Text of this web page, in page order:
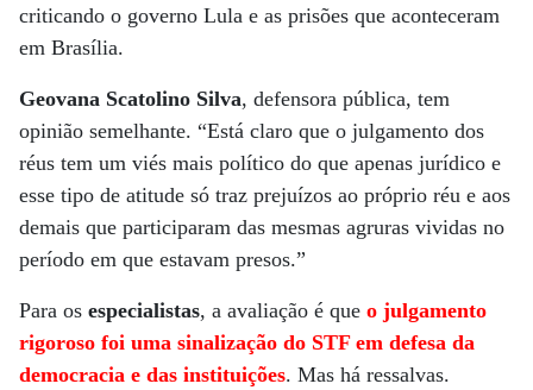
criticando o governo Lula e as prisões que aconteceram
em Brasília.
Geovana Scatolino Silva, defensora pública, tem
opinião semelhante. “Está claro que o julgamento dos
réus tem um viés mais político do que apenas jurídico e
esse tipo de atitude só traz prejuízos ao próprio réu e aos
demais que participaram das mesmas agruras vividas no
período em que estavam presos.”
Para os especialistas, a avaliação é que o julgamento
rigoroso foi uma sinalização do STF em defesa da
democracia e das instituições. Mas há ressalvas.